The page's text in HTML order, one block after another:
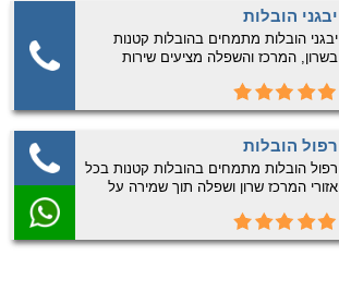
יבגני הובלות
יבגני הובלות מתמחים בהובלות קטנות
בשרון, המרכז והשפלה מציעים שירות
אטרקטיביים צרו קשר כעת 🙂 ​
רפול הובלות
רפול הובלות מתמחים בהובלות קטנות בכל
אזורי המרכז שרון ושפלה תוך שמירה על
צרו קשר עוד היום